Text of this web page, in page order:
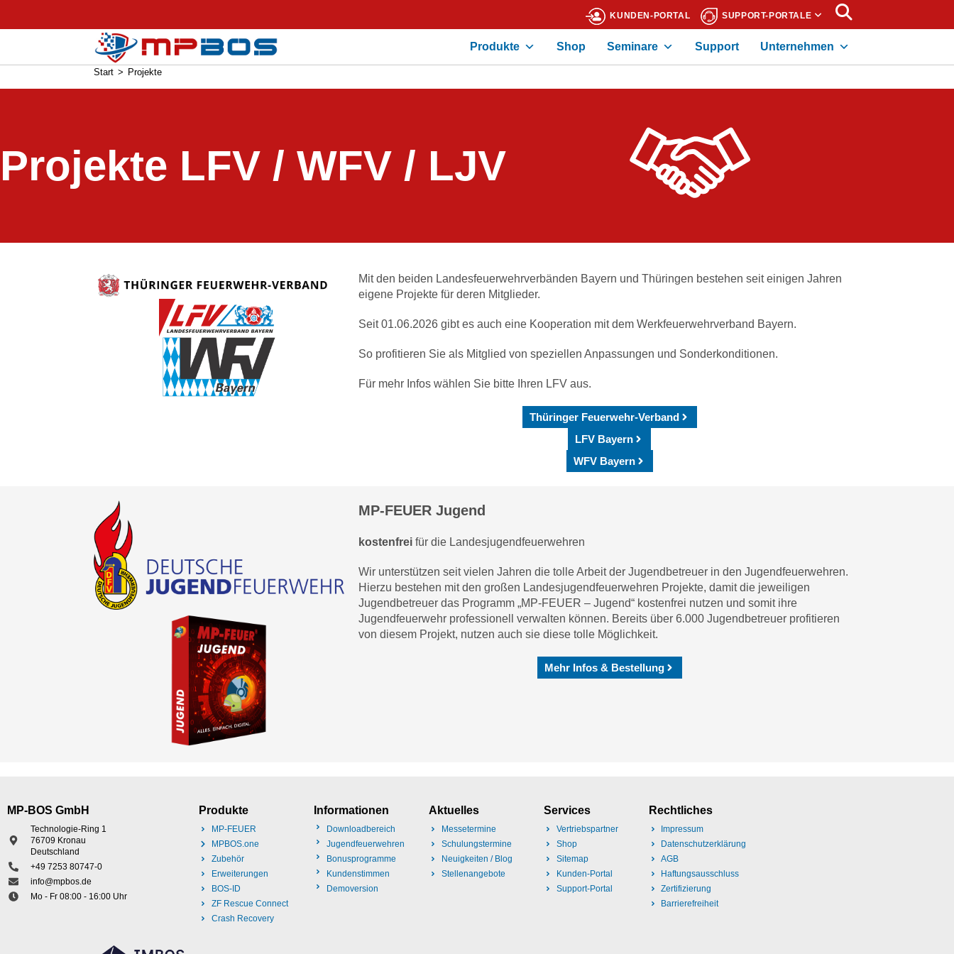
KUNDEN-PORTAL SUPPORT-PORTALE
Produkte Shop Seminare Support Unternehmen
Start > Projekte
Projekte LFV / WFV / LJV
Mit den beiden Landesfeuerwehrverbänden Bayern und Thüringen bestehen seit einigen Jahren
eigene Projekte für deren Mitglieder.
Seit 01.06.2026 gibt es auch eine Kooperation mit dem Werkfeuerwehrverband Bayern.
So profitieren Sie als Mitglied von speziellen Anpassungen und Sonderkonditionen.
Für mehr Infos wählen Sie bitte Ihren LFV aus.
Thüringer Feuerwehr-Verband
LFV Bayern
WFV Bayern
MP-FEUER Jugend
kostenfrei für die Landesjugendfeuerwehren
Wir unterstützen seit vielen Jahren die tolle Arbeit der Jugendbetreuer in den Jugendfeuerwehren.
Hierzu bestehen mit den großen Landesjugendfeuerwehren Projekte, damit die jeweiligen
Jugendbetreuer das Programm „MP-FEUER – Jugend“ kostenfrei nutzen und somit ihre
Jugendfeuerwehr professionell verwalten können. Bereits über 6.000 Jugendbetreuer profitieren
von diesem Projekt, nutzen auch sie diese tolle Möglichkeit.
Mehr Infos & Bestellung
MP-BOS GmbH
Technologie-Ring 1
76709 Kronau
Deutschland
+49 7253 80747-0
info@mpbos.de
Mo - Fr 08:00 - 16:00 Uhr
Produkte
MP-FEUER
MPBOS.one
Zubehör
Erweiterungen
BOS-ID
ZF Rescue Connect
Crash Recovery
Informationen
Downloadbereich
Jugendfeuerwehren
Bonusprogramme
Kundenstimmen
Demoversion
Aktuelles
Messetermine
Schulungstermine
Neuigkeiten / Blog
Stellenangebote
Services
Vertriebspartner
Shop
Sitemap
Kunden-Portal
Support-Portal
Rechtliches
Impressum
Datenschutzerklärung
AGB
Haftungsausschluss
Zertifizierung
Barrierefreiheit